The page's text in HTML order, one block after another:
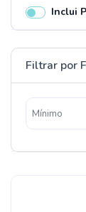
Inclui
Filtrar por